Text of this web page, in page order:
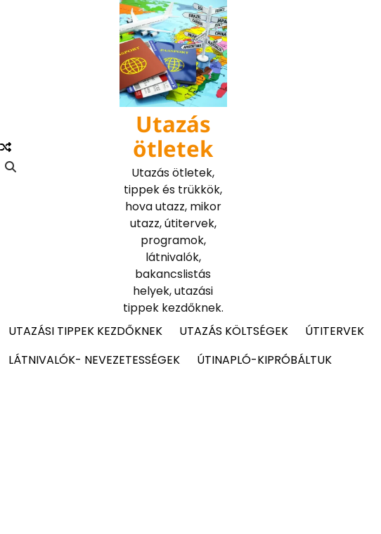
Utazás
ötletek
Utazás ötletek,
tippek és trükkök,
hova utazz, mikor
utazz, útitervek,
programok,
látnivalók,
bakancslistás
helyek, utazási
tippek kezdőknek.
UTAZÁSI TIPPEK KEZDŐKNEK
UTAZÁS KÖLTSÉGEK ÚTITERVEK
LÁTNIVALÓK- NEVEZETESSÉGEK
ÚTINAPLÓ-KIPRÓBÁLTUK